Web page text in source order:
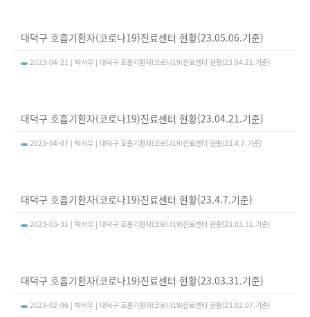
대덕구 호흡기환자(코로나19)진료센터 현황(23.05.06.기준)
2023-04-21 | 박서우 | 대덕구 호흡기환자(코로나19)진료센터 현황(23.04.21.기준)
대덕구 호흡기환자(코로나19)진료센터 현황(23.04.21.기준)
2023-04-07 | 박서우 | 대덕구 호흡기환자(코로나19)진료센터 현황(23.4.7.기준)
대덕구 호흡기환자(코로나19)진료센터 현황(23.4.7.기준)
2023-03-31 | 박서우 | 대덕구 호흡기환자(코로나19)진료센터 현황(23.03.31.기준)
대덕구 호흡기환자(코로나19)진료센터 현황(23.03.31.기준)
2023-02-06 | 박서우 | 대덕구 호흡기환자(코로나19)진료센터 현황(23.02.07.기준)